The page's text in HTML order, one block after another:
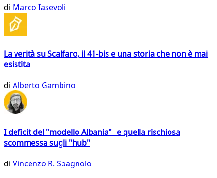
di Marco Iasevoli
La verità su Scalfaro, il 41-bis e una storia che non è mai
esistita
di Alberto Gambino
I deficit del "modello Albania" e quella rischiosa
scommessa sugli "hub"
di Vincenzo R. Spagnolo